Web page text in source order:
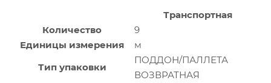
Транспортная
Количество
9
Единицы измерения
м
Тип упаковки
ПОДДОН/ПАЛЛЕТА
ВОЗВРАТНАЯ